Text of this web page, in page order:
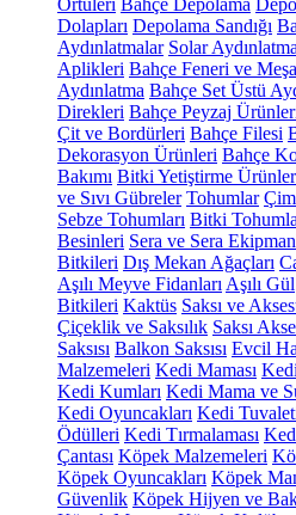
Örtüleri Bahçe Depolama
Dolapları Depolama Sandığı
Aydınlatmalar Solar Aydınlatma
Aplikleri Bahçe Feneri ve
Aydınlatma Bahçe Set Üstü
Direkleri Bahçe Peyzaj
Çit ve Bordürleri Bahçe Filesi
Dekorasyon Ürünleri Bahçe
Bakımı Bitki Yetiştirme
ve Sıvı Gübreler Tohumlar
Sebze Tohumları Bitki
Besinleri Sera ve Sera
Bitkileri Dış Mekan Ağaçları
Aşılı Meyve Fidanları Aşılı Gül
Bitkileri Kaktüs Saksı ve
Çiçeklik ve Saksılık Saksı
Saksısı Balkon Saksısı Evcil
Malzemeleri Kedi Maması
Kedi Kumları Kedi Mama ve
Kedi Oyuncakları Kedi
Ödülleri Kedi Tırmalaması
Çantası Köpek Malzemeleri
Köpek Oyuncakları Köpek
Güvenlik Köpek Hijyen ve